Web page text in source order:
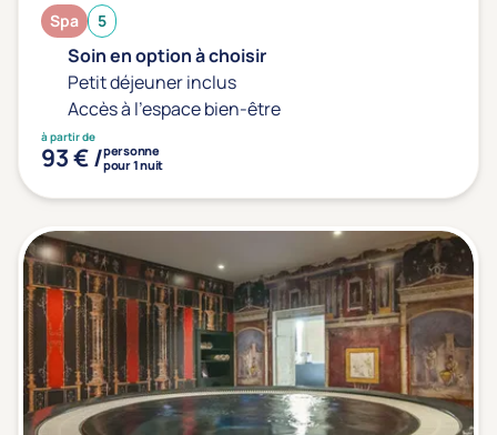
Spa 5
Soin en option à choisir
Petit déjeuner inclus
Accès à l'espace bien-être
à partir de
93 € /personne
pour 1 nuit